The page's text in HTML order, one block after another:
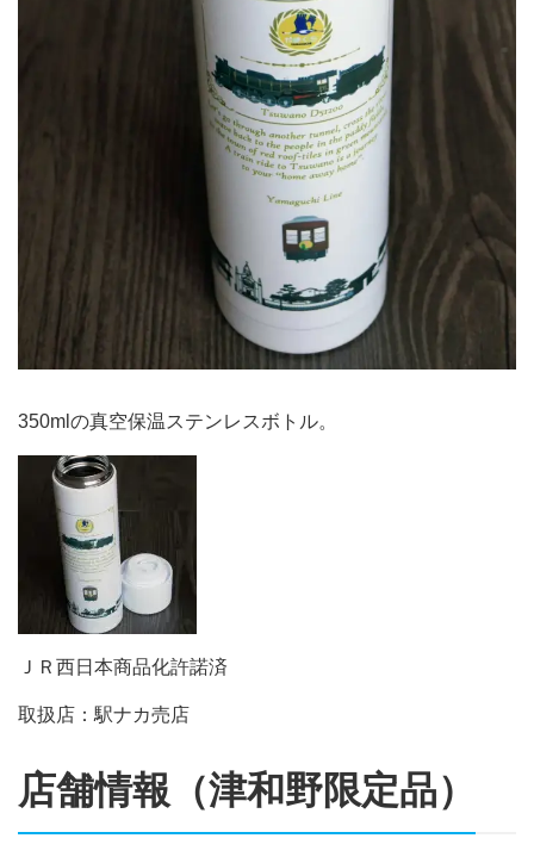
350mlの真空保温ステンレスボトル。
ＪＲ西日本商品化許諾済
取扱店：駅ナカ売店
店舗情報（津和野限定品）